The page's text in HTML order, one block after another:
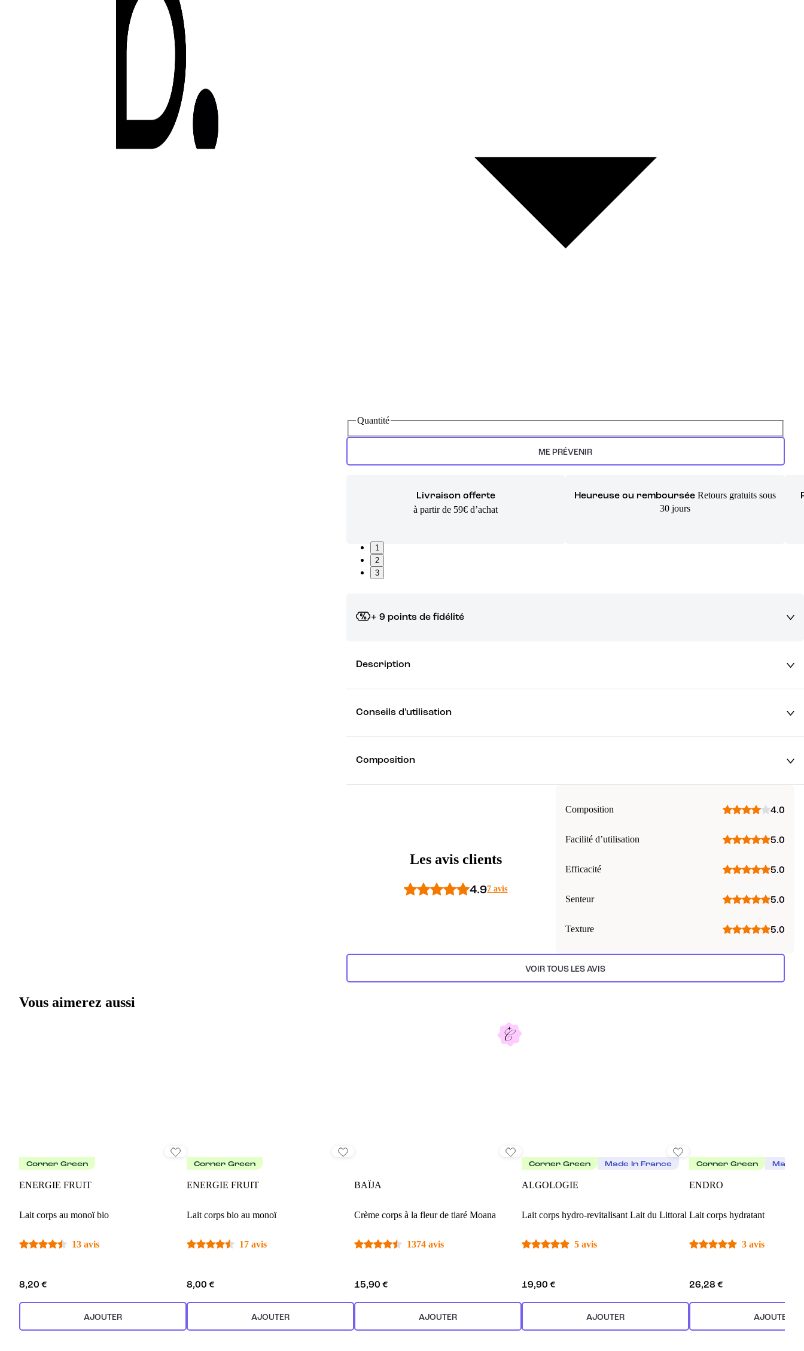
Quantité
ME PRÉVENIR
Livraison offerte
à partir de 59€ d’achat
Heureuse ou remboursée Retours gratuits sous
30 jours
1
2
3
+ 9 points de fidélité
Description
Conseils d'utilisation
Composition
Les avis clients
4.97 avis
Composition 4.0
Facilité d’utilisation 5.0
Efficacité 5.0
Senteur 5.0
Texture 5.0
VOIR TOUS LES AVIS
Vous aimerez aussi
Corner Green
ENERGIE FRUIT
Lait corps au monoï bio
13 avis
8,20 €
AJOUTER
Corner Green
ENERGIE FRUIT
Lait corps bio au monoï
17 avis
8,00 €
AJOUTER
BAÏJA
Crème corps à la fleur de tiaré Moana
1374 avis
15,90 €
AJOUTER
Corner Green Made In France
ALGOLOGIE
Lait corps hydro-revitalisant Lait du Littoral
5 avis
19,90 €
AJOUTER
Corner Green Made
ENDRO
Lait corps hydratant
3 avis
26,28 €
AJOUTER